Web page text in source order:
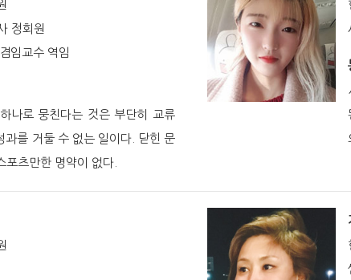
정회원
임교수 역임
나로 뭉친다는 것은 부단히 교류
과를 거둘 수 없는 일이다. 닫힌 문
츠만한 명약이 없다.